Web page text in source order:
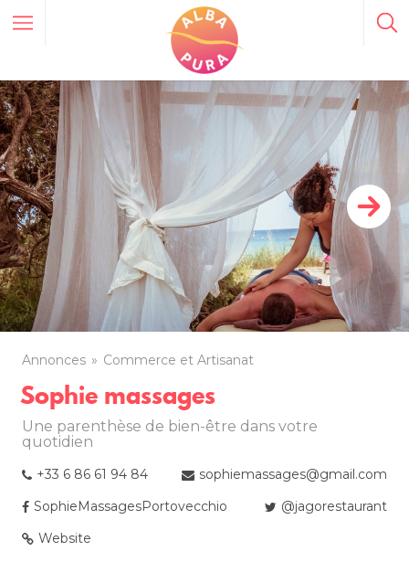
Annonces Commerce et Artisanat
Sophie massages
Une parenthèse de bien-être dans votre
quotidien
+33 6 86 61 94 84
sophiemassages@gmail.com
SophieMassagesPortovecchio
@jagorestaurant
Website